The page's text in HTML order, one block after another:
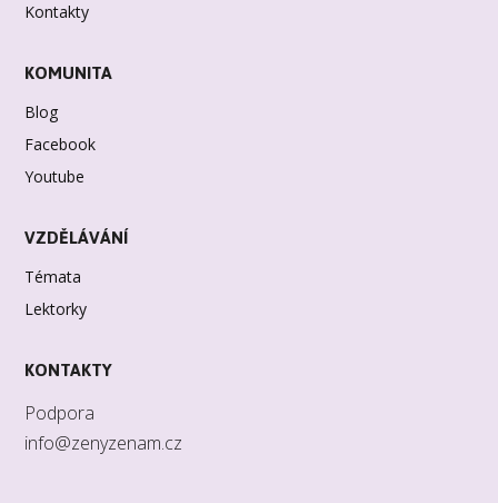
Kontakty
KOMUNITA
Blog
Facebook
Youtube
VZDĚLÁVÁNÍ
Témata
Lektorky
KONTAKTY
Podpora
info@zenyzenam.cz